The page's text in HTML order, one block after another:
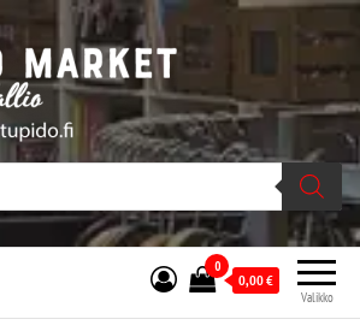
– verkossa ja kivijalassa
Stupido Market on vaihtoehtomusaan
erikoistunut verkko- sekä
kivijalkakauppa Helsingissä Kallion
sydämessä.
Valikko
0
0,00€